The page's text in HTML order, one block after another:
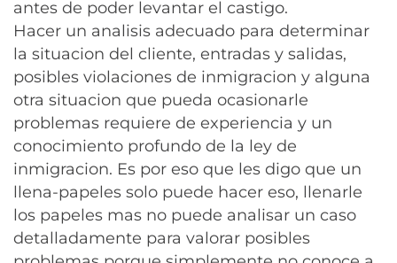
antes de poder levantar el castigo.
Hacer un analisis adecuado para determinar
la situacion del cliente, entradas y salidas,
posibles violaciones de inmigracion y alguna
otra situacion que pueda ocasionarle
problemas requiere de experiencia y un
conocimiento profundo de la ley de
inmigracion. Es por eso que les digo que un
llena-papeles solo puede hacer eso, llenarle
los papeles mas no puede analisar un caso
detalladamente para valorar posibles